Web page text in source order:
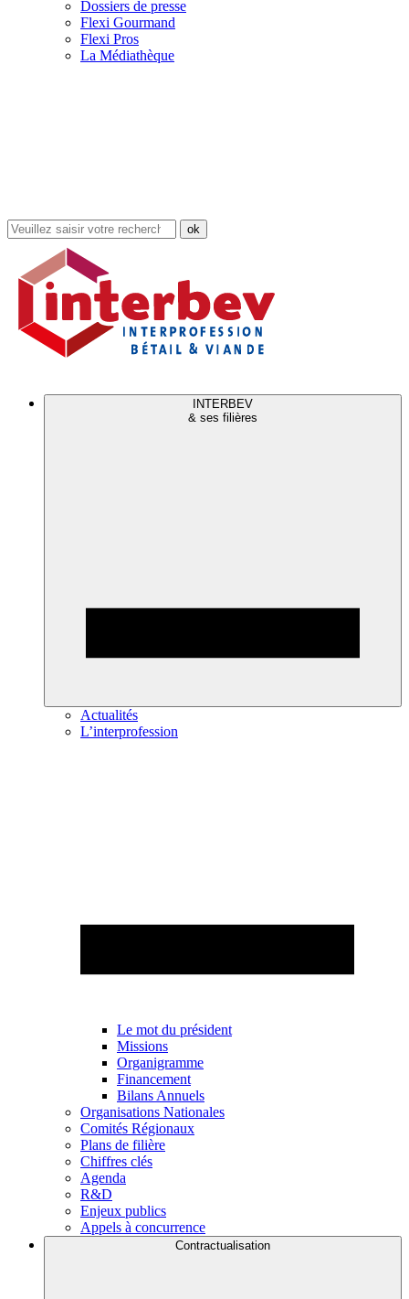
Dossiers de presse
Flexi Gourmand
Flexi Pros
La Médiathèque
Rechercher
dans
site
INTERBEV
& ses filières
Actualités
L’interprofession
Le mot du président
Missions
Organigramme
Financement
Bilans Annuels
Organisations Nationales
Comités Régionaux
Plans de filière
Chiffres clés
Agenda
R&D
Enjeux publics
Appels à concurrence
Contractualisation